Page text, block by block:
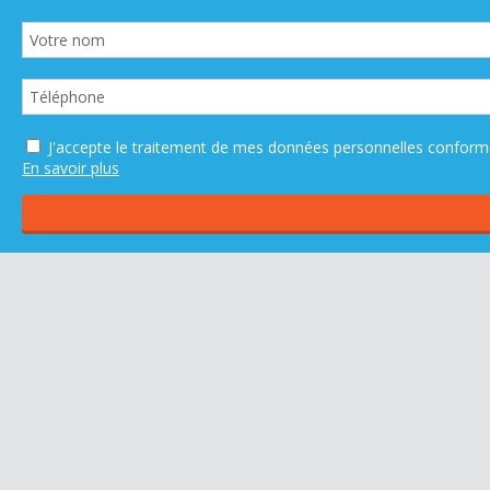
J'accepte le traitement de mes données personnelles
En savoir plus